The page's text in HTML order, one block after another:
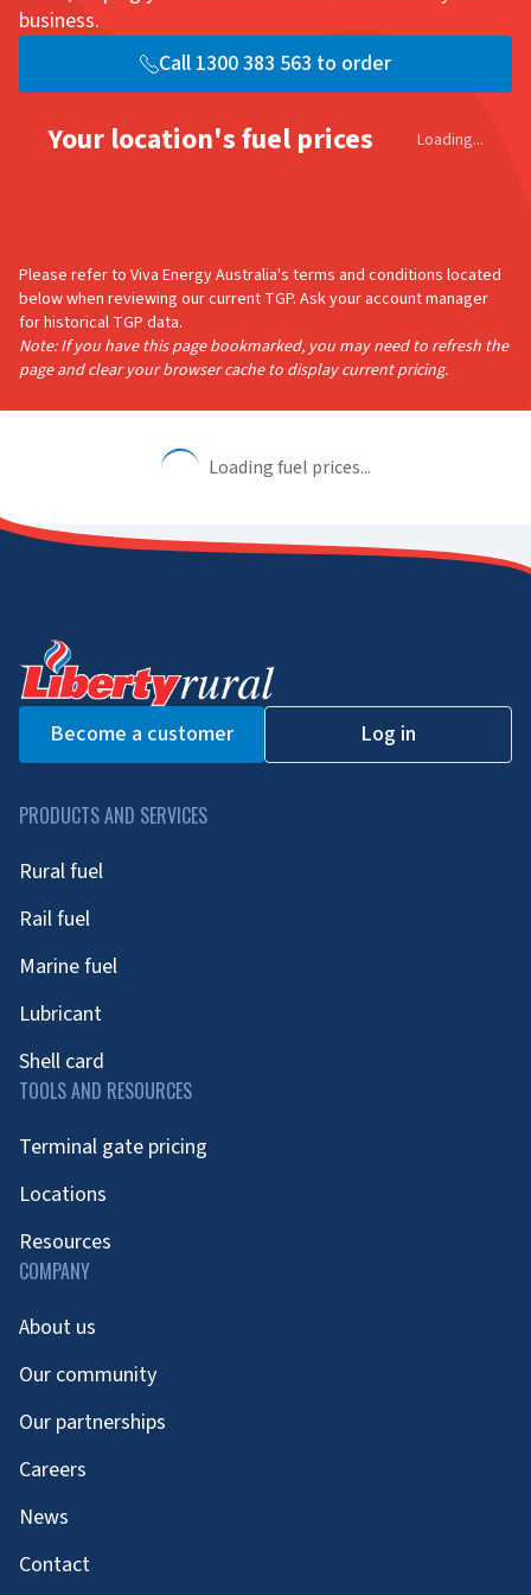
business.​​​​‌ ‍ ​‍​‍‌‍ ‌ ​‍‌‍‍‌‌‍‌ ‌‍‍‌‌‍ ‍​‍​‍​ ‍‍​‍​‍‌ ​ ‌‍​‌‌‍ ‍‌‍‍‌‌ ‌​‌ ‍‌​‍ ‍‌‍‍‌‌‍ ​‍​‍​‍ ​​‍​‍‌‍‍​‌ ​‍‌‍‌‌‌‍‌‍​‍​‍​ ‍‍​‍​‍‌‍‍​‌ ‌​‌ ‌​‌ ​​‌ ​ ​ ‍‍​‍ ​‍ ‌‍ ​‌‍‍‌‌‍​‍‌‍‌‌‌ ​‍‌ ‌​‌ ‍‌​‍ ‌‌ ​ ‌ ‌​‌ ‌‌‌‍‌​‌‍‍‌‌‍ ​‍ ‍‌ ‌‍‌‍‌‌‌ ​‍‌‍​ ‌‍‌‌‌‍ ​​‍ ‍‌‍​‌‌ ​​‌ ​​​‍ ‌‍‍‌‌‍ ‍‌ ‌​‌‍‌‌‌‍ ‍‌ ‌​​‍ ‌‍‌‌‌‍‌​‌‍‍‌‌ ‌​​‍ ‌‍ ‌‌‍ ‌‍‌​‌‍‌‌​ ‌‌ ​​‌ ​‍‌‍‌‌‌ ​ ‌‍‌‌‌‍ ‍‌ ‌​‌‍​‌‌ ‌​‌‍‍‌‌‍ ‌‍ ‍​ ‍ ‌‍‍‌‌‍‌​​ ‌‌ ‌​‌‍‌‌‌ ​‍‌‍ ‌‌‍‍‌‌‍ ‍‌‍​‌‌‍ ​‌​‌ ‌‍​‌‌ ‌​‌‍‌‌‌‌​​‌ ​‍‌‍‍‌‌‍​ ‌‍‍‌‌‍ ‍‌‍‌ ​ ‍ ‌ ‌​‌ ‍‌‌ ​​‌‍‌‌​ ‌‌ ‌​‌‍‌‌‌ ​‍‌‍ ‌‌‍‍‌‌‍ ‍‌‍​‌‌‍ ​‌​‌ ‌‍​‌‌ ‌​‌‍‌‌‌‌​​‌ ​‍‌‍‍‌‌‍​ ‌‍‍‌‌‍ ‍‌‍‌ ​ ‍ ‌ ​​‌‍​‌‌ ‌​‌‍‍​​ ‌‌‍‌​‌‍‌‌‌ ​ ‌‍​ ‌ ​‍‌‍‍‌‌ ​​‌ ‌​‌‍‍‌‌‍ ‌‍ ‍​ ‌‍​‍‌‍​‌‌ ​ ‌‍‌‌‌‌‌‌‌ ​‍‌‍ ​​ ‌‌‍‍​‌ ‌​‌ ‌​‌ ​​‌ ​ ​‍‌‌​ ​ ‌​​‌​‍‌‌​ ​‍‌​‌‍​‍‌‌​ ​‍‌​‌‍‌‍ ​‌‍‍‌‌‍​‍‌‍‌‌‌ ​‍‌ ‌​‌ ‍‌​‍ ‌‌ ​ ‌ ‌​‌ ‌‌‌‍‌​‌‍‍‌‌‍ ​‍ ‍‌ ‌‍‌‍‌‌‌ ​‍‌‍​ ‌‍‌‌‌‍ ​​‍ ‍‌‍​‌‌ ​​‌ ​​​‍‌‍‌‍‍‌‌‍‌​​ ‌‌ ‌​‌‍‌‌‌ ​‍‌‍ ‌‌‍‍‌‌‍ ‍‌‍​‌‌‍ ​‌​‌ ‌‍​‌‌ ‌​‌‍‌‌‌‌​​‌ ​‍‌‍‍‌‌‍​ ‌‍‍‌‌‍ ‍‌‍‌ ​‍‌‍‌ ‌​‌ ‍‌‌ ​​‌‍‌‌​ ‌‌ ‌​‌‍‌‌‌ ​‍‌‍ ‌‌‍‍‌‌‍ ‍‌‍​‌‌‍ ​‌​‌ ‌‍​‌‌ ‌​‌‍‌‌‌‌​​‌ ​‍‌‍‍‌‌‍​ ‌‍‍‌‌‍ ‍‌‍‌ ​‍‌‍‌ ​​‌‍​‌‌ ‌​‌‍‍​​ ‌‌‍‌​‌‍‌‌‌ ​ ‌‍​ ‌ ​‍‌‍‍‌‌ ​​‌ ‌​‌‍‍‌‌‍ ‌‍ ‍​‍‌‍‌ ​​‌‍‌‌‌ ​‍‌ ​ ‌ ​​‌‍‌‌‌‍​ ‌ ‌​‌‍‍‌‌ ‌‍‌‍‌‌​ ‌‌ ​​‌ ‌‌‌‍​‍‌‍ ​‌‍‍‌‌ ​ ‌‍‍​‌‍‌‌‌‍‌​​‍​‍‌ ‌
Call 1300 383 563 to order​​​​‌ ‍ ​‍​‍‌‍ ‌ ​‍‌‍‍‌‌‍‌ ‌‍‍‌‌‍ ‍​‍​‍​ ‍‍​‍​‍‌ ​ ‌‍​‌‌‍ ‍‌‍‍‌‌ ‌​‌ ‍‌​‍ ‍‌‍‍‌‌‍ ​‍​‍​‍ ​​‍​‍‌‍‍​‌ ​‍‌‍‌‌‌‍‌‍​‍​‍​ ‍‍​‍​‍‌‍‍​‌ ‌​‌ ‌​‌ ​​‌ ​ ​ ‍‍​‍ ​‍ ‌‍ ​‌‍‍‌‌‍​‍‌‍‌‌‌ ​‍‌ ‌​‌ ‍‌​‍ ‌‌ ​ ‌ ‌​‌ ‌‌‌‍‌​‌‍‍‌‌‍ ​‍ ‍‌ ‌‍‌‍‌‌‌ ​‍‌‍​ ‌‍‌‌‌‍ ​​‍ ‍‌‍​‌‌ ​​‌ ​​​‍ ‌‍‍‌‌‍ ‍‌ ‌​‌‍‌‌‌‍ ‍‌ ‌​​‍ ‌‍‌‌‌‍‌​‌‍‍‌‌ ‌​​‍ ‌‍ ‌‌‍ ‌‍‌​‌‍‌‌​ ‌‌ ​​‌ ​‍‌‍‌‌‌ ​ ‌‍‌‌‌‍ ‍‌ ‌​‌‍​‌‌ ‌​‌‍‍‌‌‍ ‌‍ ‍​ ‍ ‌‍‍‌‌‍‌​​ ‌‌ ‌​‌‍‌‌‌ ​‍‌‍ ‌‌‍‍‌‌‍ ‍‌‍​‌‌‍ ​‌​‌ ‌‍​‌‌ ‌​‌‍‌‌‌‌​​‌ ​‍‌‍‍‌‌‍​ ‌‍‍‌‌‍ ‍‌‍‌ ​ ‍ ‌ ‌​‌ ‍‌‌ ​​‌‍‌‌​ ‌‌ ‌​‌‍‌‌‌ ​‍‌‍ ‌‌‍‍‌‌‍ ‍‌‍​‌‌‍ ​‌​‌ ‌‍​‌‌ ‌​‌‍‌‌‌‌​​‌ ​‍‌‍‍‌‌‍​ ‌‍‍‌‌‍ ‍‌‍‌ ​ ‍ ‌ ​​‌‍​‌‌ ‌​‌‍‍​​ ‌‌‍​‍‌ ‌‌‌ ‌​‌ ‌​‌‍ ‌‍ ‍‌ ​ ​‍‌‌​ ‌‌‌​​‍‌‌ ‌‍‍ ‌‍‌‌‌ ‍‌​‍‌‌​ ​ ‌​‌​​‍‌‌​ ​ ‌​‌​​‍‌‌​ ​‍​ ​‍​ ‌‌‌‍‌‌​ ​‌​ ‍‌​ ​​‌‍‌‌​ ​‍​ ‍​‌‍​‌‌‍‌​‌‍​‌‌‍‌‌​‍‌‌​ ​‍​ ​‍​‍‌‌​ ‌‌‌​‌​​‍ ‍‌ ‌​‌‍‌‌‌ ‍​‌ ‌​​ ‌‍​‍‌‍​‌‌ ​ ‌‍‌‌‌‌‌‌‌ ​‍‌‍ ​​ ‌‌‍‍​‌ ‌​‌ ‌​‌ ​​‌ ​ ​‍‌‌​ ​ ‌​​‌​‍‌‌​ ​‍‌​‌‍​‍‌‌​ ​‍‌​‌‍‌‍ ​‌‍‍‌‌‍​‍‌‍‌‌‌ ​‍‌ ‌​‌ ‍‌​‍ ‌‌ ​ ‌ ‌​‌ ‌‌‌‍‌​‌‍‍‌‌‍ ​‍ ‍‌ ‌‍‌‍‌‌‌ ​‍‌‍​ ‌‍‌‌‌‍ ​​‍ ‍‌‍​‌‌ ​​‌ ​​​‍‌‍‌‍‍‌‌‍‌​​ ‌‌ ‌​‌‍‌‌‌ ​‍‌‍ ‌‌‍‍‌‌‍ ‍‌‍​‌‌‍ ​‌​‌ ‌‍​‌‌ ‌​‌‍‌‌‌‌​​‌ ​‍‌‍‍‌‌‍​ ‌‍‍‌‌‍ ‍‌‍‌ ​‍‌‍‌ ‌​‌ ‍‌‌ ​​‌‍‌‌​ ‌‌ ‌​‌‍‌‌‌ ​‍‌‍ ‌‌‍‍‌‌‍ ‍‌‍​‌‌‍ ​‌​‌ ‌‍​‌‌ ‌​‌‍‌‌‌‌​​‌ ​‍‌‍‍‌‌‍​ ‌‍‍‌‌‍ ‍‌‍‌ ​‍‌‍‌ ​​‌‍​‌‌ ‌​‌‍‍​​ ‌‌‍​‍‌ ‌‌‌ ‌​‌ ‌​‌‍ ‌‍ ‍‌ ​ ​‍‌‌​ ‌‌‌​​‍‌‌ ‌‍‍ ‌‍‌‌‌ ‍‌​‍‌‌​ ​ ‌​‌​​‍‌‌​ ​ ‌​‌​​‍‌‌​ ​‍​ ​‍​ ‌‌‌‍‌‌​ ​‌​ ‍‌​ ​​‌‍‌‌​ ​‍​ ‍​‌‍​‌‌‍‌​‌‍​‌‌‍‌‌​‍‌‌​ ​‍​ ​‍​‍‌‌​ ‌‌‌​‌​​‍ ‍‌ ‌​‌‍‌‌‌ ‍​‌ ‌​​‍‌‍‌ ​​‌‍‌‌‌ ​‍‌ ​ ‌ ​​‌‍‌‌‌‍​ ‌ ‌​‌‍‍‌‌ ‌‍‌‍‌‌​ ‌‌ ​​‌ ‌‌‌‍​‍‌‍ ​‌‍‍‌‌ ​ ‌‍‍​‌‍‌‌‌‍‌​​‍​‍‌ ‌
Your location's fuel prices Loading...
Please refer to Viva Energy Australia's terms and conditions located
below when reviewing our current TGP. Ask your account manager
for historical TGP data.
Note: If you have this page bookmarked, you may need to refresh the
page and clear your browser cache to display current pricing.
Loading fuel prices...
Become a customer Log in
PRODUCTS AND SERVICES
Rural fuel
Rail fuel
Marine fuel
Lubricant
Shell card
TOOLS AND RESOURCES
Terminal gate pricing
Locations
Resources
COMPANY
About us
Our community
Our partnerships
Careers
News
Contact